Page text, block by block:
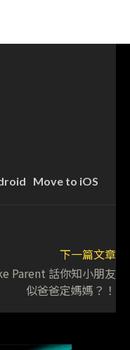
Move to iOS
下一篇文章
Parent 話你知小朋友
似爸爸定媽媽？！